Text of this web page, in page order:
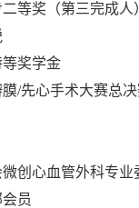
等奖（第三完成人
等奖学金
/先心手术大赛总
创心血管外科专业
员